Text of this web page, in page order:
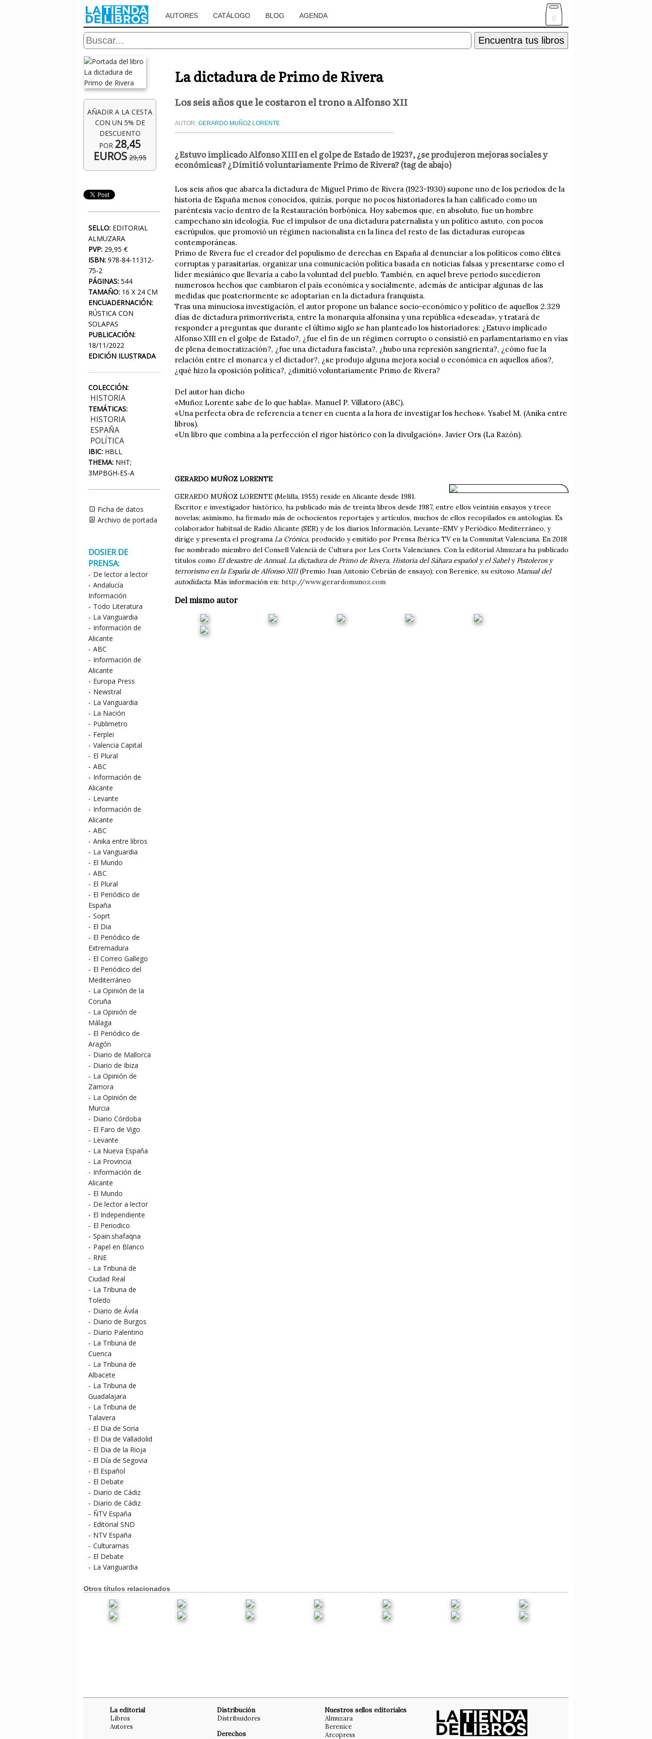
AUTORES CATÁLOGO BLOG AGENDA 0
Encuentra tus libros
AÑADIR A LA CESTA
CON UN 5% DE
DESCUENTO
POR 28,45
EUROS 29,95
SELLO: EDITORIAL
ALMUZARA
PVP: 29,95 €
ISBN: 978-84-11312-
75-2
PÁGINAS: 544
TAMAÑO: 16 X 24 CM
ENCUADERNACIÓN:
RÚSTICA CON
SOLAPAS
PUBLICACIÓN:
18/11/2022
EDICIÓN ILUSTRADA
COLECCIÓN:
HISTORIA
TEMÁTICAS:
HISTORIA
ESPAÑA
POLÍTICA
IBIC: HBLL
THEMA: NHT;
3MPBGH-ES-A
Ficha de datos
Archivo de portada
DOSIER DE
PRENSA:
- De lector a lector
- Andalucía
Información
- Todo Literatura
- La Vanguardia
- Información de
Alicante
- ABC
- Información de
Alicante
- Europa Press
- Newstral
- La Vanguardia
- La Nación
- Publimetro
- Ferplei
- Valencia Capital
- El Plural
- ABC
- Información de
Alicante
- Levante
- Información de
Alicante
- ABC
- Anika entre libros
- La Vanguardia
- El Mundo
- ABC
- El Plural
- El Periódico de
España
- Soprt
- El Dia
- El Periódico de
Extremadura
- El Correo Gallego
- El Periódico del
Mediterráneo
- La Opinión de la
Coruña
- La Opinión de
Málaga
- El Periódico de
Aragón
- Diario de Mallorca
- Diario de Ibiza
- La Opinión de
Zamora
- La Opinión de
Murcia
- Diario Córdoba
- El Faro de Vigo
- Levante
- La Nueva España
- La Provincia
- Información de
Alicante
- El Mundo
- De lector a lector
- El Independiente
- El Periodico
- Spain.shafaqna
- Papel en Blanco
- RNE
- La Tribuna de
Ciudad Real
- La Tribuna de
Toledo
- Diario de Ávila
- Diario de Burgos
- Diario Palentino
- La Tribuna de
Cuenca
- La Tribuna de
Albacete
- La Tribuna de
Guadalajara
- La Tribuna de
Talavera
- El Dia de Soria
- El Dia de Valladolid
- El Dia de la Rioja
- El Día de Segovia
- El Español
- El Debate
- Diario de Cádiz
- Diario de Cádiz
- ÑTV España
- Editorial SND
- NTV España
- Culturamas
- El Debate
- La Vanguardia
La dictadura de Primo de Rivera
Los seis años que le costaron el trono a Alfonso XII
AUTOR: GERARDO MUÑOZ LORENTE
¿Estuvo implicado Alfonso XIII en el golpe de Estado de 1923?, ¿se produjeron mejoras sociales y
económicas? ¿Dimitió voluntariamente Primo de Rivera? (tag de abajo)
Los seis años que abarca la dictadura de Miguel Primo de Rivera (1923-1930) supone uno de los periodos de la
historia de España menos conocidos, quizás, porque no pocos historiadores la han calificado como un
paréntesis vacío dentro de la Restauración borbónica. Hoy sabemos que, en absoluto, fue un hombre
campechano sin ideología. Fue el impulsor de una dictadura paternalista y un político astuto, con pocos
escrúpulos, que promovió un régimen nacionalista en la línea del resto de las dictaduras europeas
contemporáneas.
Primo de Rivera fue el creador del populismo de derechas en España al denunciar a los políticos como élites
corruptas y parasitarias, organizar una comunicación política basada en noticias falsas y presentarse como el
líder mesiánico que llevaría a cabo la voluntad del pueblo. También, en aquel breve periodo sucedieron
numerosos hechos que cambiaron el país económica y socialmente, además de anticipar algunas de las
medidas que posteriormente se adoptarían en la dictadura franquista.
Tras una minuciosa investigación, el autor propone un balance socio-económico y político de aquellos 2.329
días de dictadura primorriverista, entre la monarquía alfonsina y una república «deseada», y tratará de
responder a preguntas que durante el último siglo se han planteado los historiadores: ¿Estuvo implicado
Alfonso XIII en el golpe de Estado?, ¿fue el fin de un régimen corrupto o consistió en parlamentarismo en vías
de plena democratización?, ¿fue una dictadura fascista?, ¿hubo una represión sangrienta?, ¿cómo fue la
relación entre el monarca y el dictador?, ¿se produjo alguna mejora social o económica en aquellos años?,
¿qué hizo la oposición política?, ¿dimitió voluntariamente Primo de Rivera?
Del autor han dicho
«Muñoz Lorente sabe de lo que habla». Manuel P. Villatoro (ABC).
«Una perfecta obra de referencia a tener en cuenta a la hora de investigar los hechos». Ysabel M. (Anika entre
libros).
«Un libro que combina a la perfección el rigor histórico con la divulgación». Javier Ors (La Razón).
GERARDO MUÑOZ LORENTE
GERARDO MUÑOZ LORENTE (Melilla, 1955) reside en Alicante desde 1981.
Escritor e investigador histórico, ha publicado más de treinta libros desde 1987, entre ellos veintiún ensayos y trece
novelas; asimismo, ha firmado más de ochocientos reportajes y artículos, muchos de ellos recopilados en antologías. Es
colaborador habitual de Radio Alicante (SER) y de los diarios Información, Levante-EMV y Periódico Mediterráneo, y
dirige y presenta el programa La Crónica, producido y emitido por Prensa Ibérica TV en la Comunitat Valenciana. En 2018
fue nombrado miembro del Consell Valencià de Cultura por Les Corts Valencianes. Con la editorial Almuzara ha publicado
títulos como El desastre de Annual, La dictadura de Primo de Rivera, Historia del Sáhara español y el Sahely Pistoleros y
terrorismo en la España de Alfonso XIII(Premio Juan Antonio Cebrián de ensayo); con Berenice, su exitoso Manual del
autodidacta. Más información en: http://www.gerardomunoz.com
Del mismo autor
Otros títulos relacionados
La editorial
Libros
Autores
Distribución
Distribuidores
Derechos
Nuestros sellos editoriales
Almuzara
Berenice
Arcopress